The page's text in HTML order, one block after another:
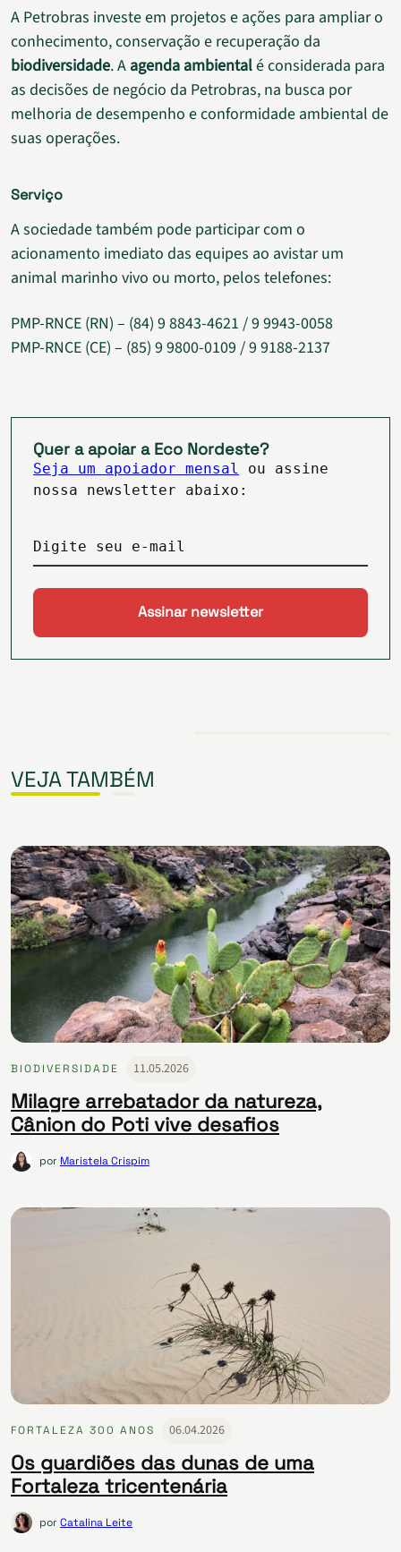
A Petrobras investe em projetos e ações para ampliar o
conhecimento, conservação e recuperação da
biodiversidade. A agenda ambientalé considerada para
as decisões de negócio da Petrobras, na busca por
melhoria de desempenho e conformidade ambiental de
suas operações.
Serviço
A sociedade também pode participar com o
acionamento imediato das equipes ao avistar um
animal marinho vivo ou morto, pelos telefones:
PMP-RNCE (RN) – (84) 9 8843-4621 / 9 9943-0058
PMP-RNCE (CE) – (85) 9 9800-0109 / 9 9188-2137
Quer a apoiar a Eco Nordeste?
Seja um apoiador mensal
ou assine
nossa newsletter abaixo:
Digite seu e-mail
VEJA TAMBÉM
BIODIVERSIDADE 11.05.2026
Milagre arrebatador da natureza,
Cânion do Poti vive desafios
por Maristela Crispim
FORTALEZA 300 ANOS 06.04.2026
Os guardiões das dunas de uma
Fortaleza tricentenária
porCatalina Leite